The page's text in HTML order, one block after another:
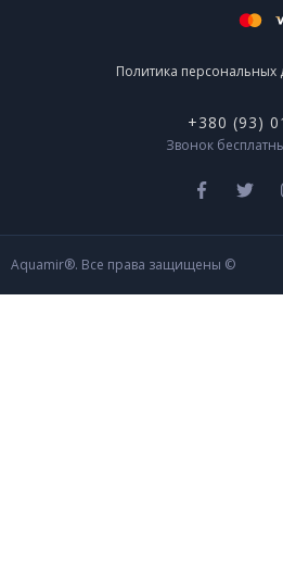
Политика персональных
+380 (93)
Звонок
Aquamir®. Все права защищены ©